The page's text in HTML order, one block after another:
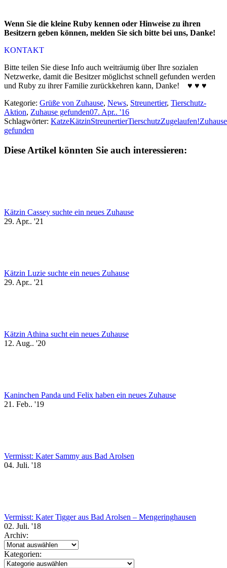
Wenn Sie die kleine Ruby kennen oder Hinweise zu ihren
Besitzern geben können, melden Sie sich bitte bei uns, Danke!
KONTAKT
Bitte teilen Sie diese Info auch weiträumig über Ihre sozialen
Netzwerke, damit die Besitzer möglichst schnell gefunden werden
und Ruby zu ihrer Familie zurückkehren kann, Danke! ♥ ♥ ♥
Kategorie: Grüße von Zuhause, News, Streunertier, Tierschutz-
Aktion, Zuhause gefunden07. Apr.. '16
Schlagwörter: KatzeKätzinStreunertierTierschutzZugelaufen!Zuhause
gefunden
Diese Artikel könnten Sie auch interessieren:
Kätzin Cassey suchte ein neues Zuhause
29. Apr.. '21
Kätzin Luzie suchte ein neues Zuhause
29. Apr.. '21
Kätzin Athina sucht ein neues Zuhause
12. Aug.. '20
Kaninchen Panda und Felix haben ein neues Zuhause
21. Feb.. '19
Vermisst: Kater Sammy aus Bad Arolsen
04. Juli. '18
Vermisst: Kater Tigger aus Bad Arolsen – Mengeringhausen
02. Juli. '18
Archiv:
Archiv:
Kategorien:
Kategorien: